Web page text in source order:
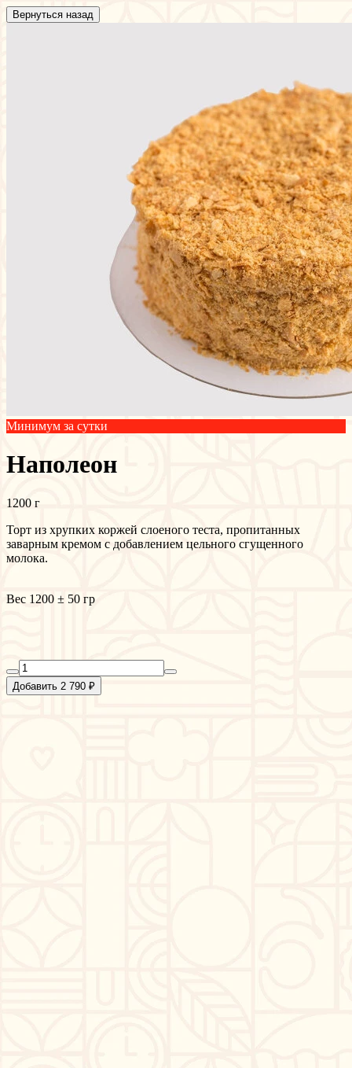
Вернуться назад
Минимум за сутки
Наполеон
1200 г
Торт из хрупких коржей слоеного теста, пропитанных
заварным кремом с добавлением цельного сгущенного
молока.
Вес 1200 ± 50 гр
Добавить 2 790 ₽